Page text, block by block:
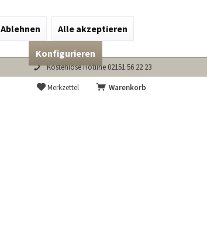
Ablehnen Alle akzeptieren
Konfigurieren
Kostenlose Hotline 02151 56 22 23
Warenkorb
Merkzettel